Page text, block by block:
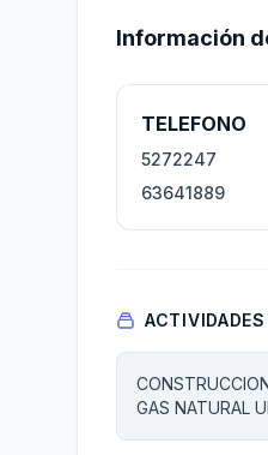
Información
TELEFONO
5272247
63641889
GAS NATURAL